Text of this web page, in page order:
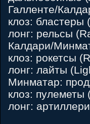
Галленте/
клоз: бластеры
лонг: рельсы
Калдари/
клоз: рокетсы
лонг: лайты
Минматар:
клоз: пулеметы
лонг: